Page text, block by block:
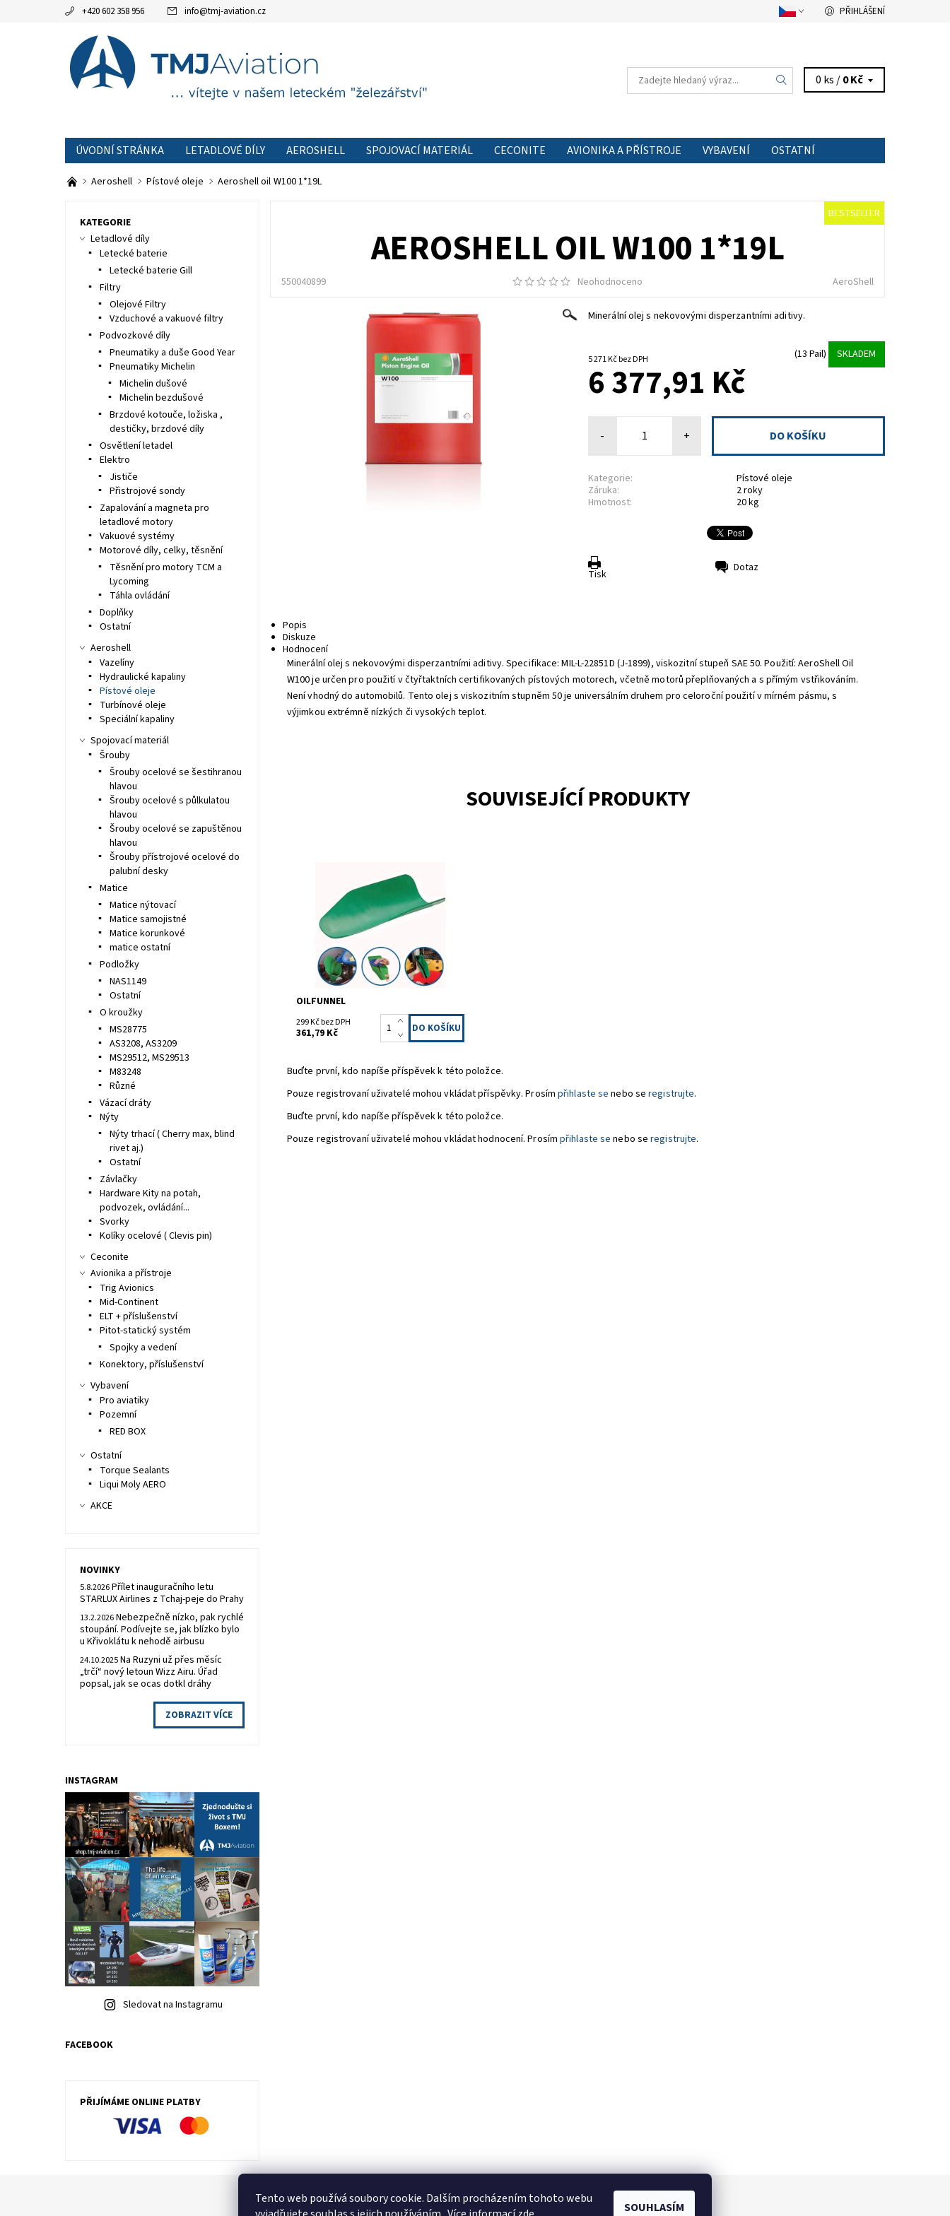
+420 602 358 956 info@tmj-aviation.cz PŘIHLÁŠENÍ
0 ks /0 Kč
ÚVODNÍ STRÁNKA LETADLOVÉ DÍLY AEROSHELL SPOJOVACÍ MATERIÁL CECONITE AVIONIKA A PŘÍSTROJE VYBAVENÍ
OSTATNÍ
AKCE
OBCHODNÍ PODMÍNKY KONTAKTNÍ FORMULÁŘ
Aeroshell Pístové oleje Aeroshell oil W100 1*19L
BESTSELLER
AEROSHELL OIL W100 1*19L
550040899 Neohodnoceno AeroShell
Minerální olej s nekovovými disperzantními aditivy.
5 271 Kč bez DPH (13 Pail) SKLADEM
6 377,91 Kč
- +
Kategorie:
Pístové oleje
Záruka:
2 roky
Hmotnost:
20 kg
Tisk Dotaz
Popis
Diskuze
Hodnocení
Minerální olej s nekovovými disperzantními aditivy. Specifikace: MIL-L-22851D (J-1899), viskozitní stupeň SAE 50. Použití: AeroShell Oil
W100 je určen pro použití v čtyřtaktních certifikovaných pístových motorech, včetně motorů přeplňovaných a s přímým vstřikováním.
Není vhodný do automobilů. Tento olej s viskozitním stupněm 50 je universálním druhem pro celoroční použití v mírném pásmu, s
výjimkou extrémně nízkých či vysokých teplot.
SOUVISEJÍCÍ PRODUKTY
Tvarovatelný odkalovací trychtýř
Dostupnost:
Objednáno 3
OILFUNNEL
OILFUNNEL
299 Kč bez DPH
361,79 Kč
Buďte první, kdo napíše příspěvek k této položce.
Pouze registrovaní uživatelé mohou vkládat příspěvky. Prosímpřihlaste se nebo seregistrujte.
Buďte první, kdo napíše příspěvek k této položce.
Pouze registrovaní uživatelé mohou vkládat hodnocení. Prosímpřihlaste se nebo seregistrujte.
KATEGORIE
Letadlové díly
Letecké baterie
Letecké baterie Gill
Filtry
Olejové Filtry
Vzduchové a vakuové filtry
Podvozkové díly
Pneumatiky a duše Good Year
Pneumatiky Michelin
Michelin dušové
Michelin bezdušové
Brzdové kotouče, ložiska ,
destičky, brzdové díly
Osvětlení letadel
Elektro
Jističe
Přistrojové sondy
Zapalování a magneta pro
letadlové motory
Vakuové systémy
Motorové díly, celky, těsnění
Těsnění pro motory TCM a
Lycoming
Táhla ovládání
Doplňky
Ostatní
Aeroshell
Vazelíny
Hydraulické kapaliny
Pístové oleje
Turbínové oleje
Speciální kapaliny
Spojovací materiál
Šrouby
Šrouby ocelové se šestihranou
hlavou
Šrouby ocelové s půlkulatou
hlavou
Šrouby ocelové se zapuštěnou
hlavou
Šrouby přístrojové ocelové do
palubní desky
Matice
Matice nýtovací
Matice samojistné
Matice korunkové
matice ostatní
Podložky
NAS1149
Ostatní
O kroužky
MS28775
AS3208, AS3209
MS29512, MS29513
M83248
Různé
Vázací dráty
Nýty
Nýty trhací ( Cherry max, blind
rivet aj.)
Ostatní
Závlačky
Hardware Kity na potah,
podvozek, ovládání...
Svorky
Kolíky ocelové ( Clevis pin)
Ceconite
Avionika a přístroje
Trig Avionics
Mid-Continent
ELT + příslušenství
Pitot-statický systém
Spojky a vedení
Konektory, příslušenství
Vybavení
Pro aviatiky
Pozemní
RED BOX
Ostatní
Torque Sealants
Liqui Moly AERO
AKCE
NOVINKY
5.8.2026Přílet inauguračního letu
STARLUX Airlines z Tchaj-peje do Prahy
13.2.2026Nebezpečně nízko, pak rychlé
stoupání. Podívejte se, jak blízko bylo
u Křivoklátu k nehodě airbusu
24.10.2025Na Ruzyni už přes měsíc
„trčí“ nový letoun Wizz Airu. Úřad
popsal, jak se ocas dotkl dráhy
ZOBRAZIT VÍCE
INSTAGRAM
Sledovat na Instagramu
FACEBOOK
PŘIJÍMÁME ONLINE PLATBY
https://tmj-aviation.cz
Tento web používá soubory cookie. Dalším procházením tohoto webu
SOUHLASÍM